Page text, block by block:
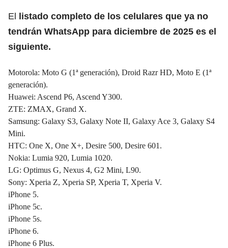
El listado completo de los celulares que ya no
tendrán WhatsApp para diciembre de 2025 es el
siguiente.
Motorola: Moto G (1ª generación), Droid Razr HD, Moto E (1ª
generación).
Huawei: Ascend P6, Ascend Y300.
ZTE: ZMAX, Grand X.
Samsung: Galaxy S3, Galaxy Note II, Galaxy Ace 3, Galaxy S4
Mini.
HTC: One X, One X+, Desire 500, Desire 601.
Nokia: Lumia 920, Lumia 1020.
LG: Optimus G, Nexus 4, G2 Mini, L90.
Sony: Xperia Z, Xperia SP, Xperia T, Xperia V.
iPhone 5.
iPhone 5c.
iPhone 5s.
iPhone 6.
iPhone 6 Plus.